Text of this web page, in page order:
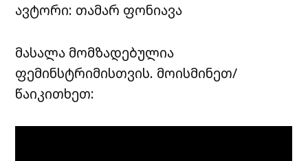
ავტორი: თამარ ფონიავა
მასალა მომზადებულია
ფემინსტრიმისთვის. მოისმინეთ/
წაიკითხეთ: